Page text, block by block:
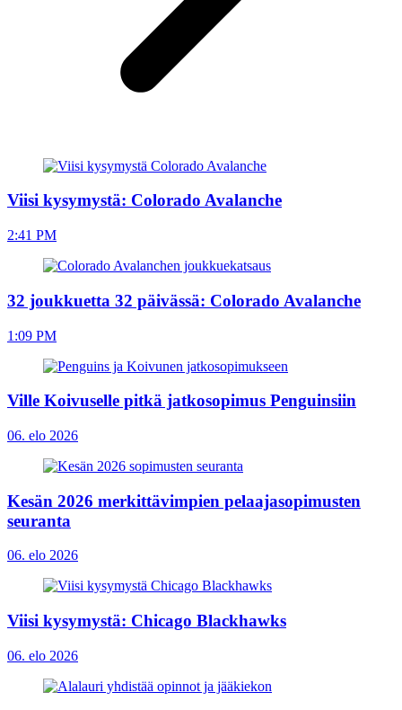
Viisi kysymystä: Colorado Avalanche
2:41 PM
32 joukkuetta 32 päivässä: Colorado Avalanche
1:09 PM
Ville Koivuselle pitkä jatkosopimus Penguinsiin
06. elo 2026
Kesän 2026 merkittävimpien pelaajasopimusten
seuranta
06. elo 2026
Viisi kysymystä: Chicago Blackhawks
06. elo 2026